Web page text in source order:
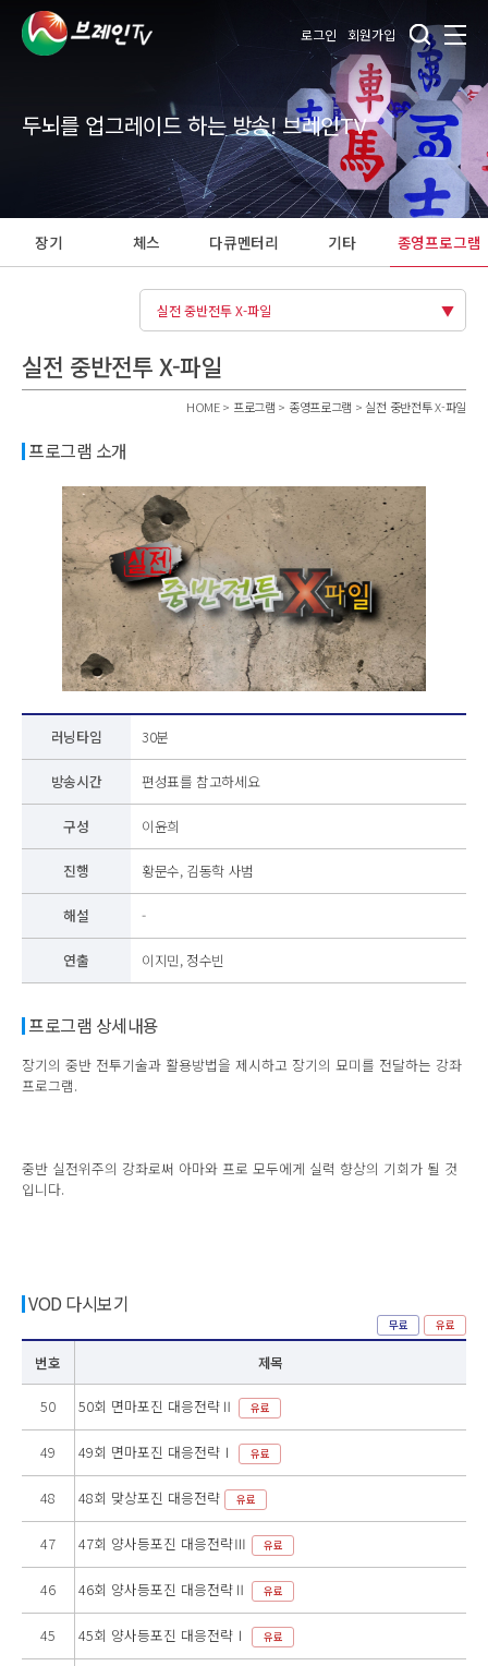
로그인 회원가입
두뇌를 업그레이드 하는 방송! 브레인TV
장기 체스 다큐멘터리 기타 종영프로그램
실전 중반전투 X-파일
실전 중반전투 X-파일
HOME > 프로그램 > 종영프로그램 > 실전 중반전투 X-파일
프로그램 소개
러닝타임 30분
방송시간 편성표를 참고하세요
구성 이윤희
진행 황문수, 김동학 사범
해설 -
연출 이지민, 정수빈
프로그램 상세내용
장기의 중반 전투기술과 활용방법을 제시하고 장기의 묘미를 전달하는 강좌
프로그램.
중반 실전위주의 강좌로써 아마와 프로 모두에게 실력 향상의 기회가 될 것
입니다.
VOD 다시보기
번호 제목
50 50회 면마포진 대응전략Ⅱ 유료
49 49회 면마포진 대응전략Ⅰ 유료
48 48회 맞상포진 대응전략 유료
47 47회 양사등포진 대응전략Ⅲ 유료
46 46회 양사등포진 대응전략Ⅱ 유료
45 45회 양사등포진 대응전략Ⅰ 유료
무료 유료